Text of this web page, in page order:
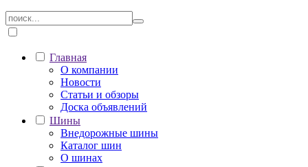
Главная
О компании
Новости
Статьи и обзоры
Доска объявлений
Шины
Внедорожные шины
Каталог шин
О шинах